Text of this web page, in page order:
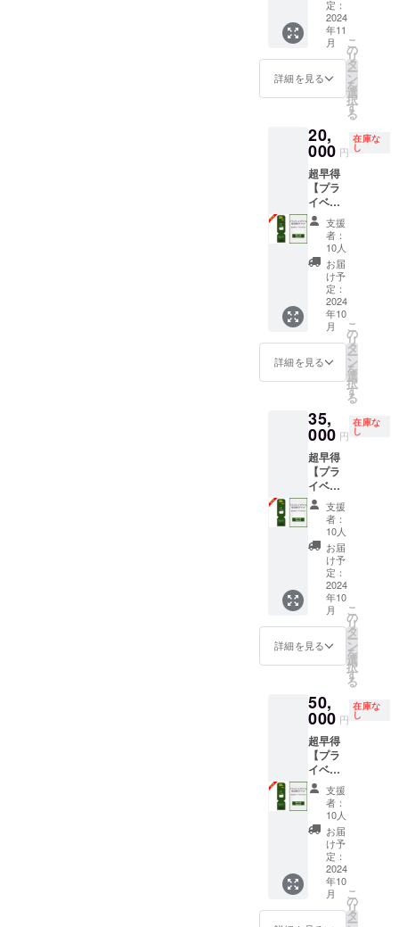
ム）を
必ずご
記入く
ださ
本商品
は
500,000
り切れ
となっ
ている
ゴール
ドスポ
ンサー
と同様
の商品
です
が、リ
ターン
品の提
供に通
常より
お時間
だきく
可能性
了承く
ださ
い。
程度を
想定 内
容：事
業用土
地の見
つけ方/
ト/旅館
業申請
のポイ
ント/資
金調達
（日本
政策金
融公庫/
銀行）/
両立の
工夫
他 ・ク
ラウド
ファン
ディン
後、日
程/参加
細情報
をメー
ルにて
ご案内
しま
す。
ラン予
約時に
ご利用
いただ
けま
す。 ・
プラン
の実施
予定は
ありま
せん
が、ク
ラウド
ファン
ディン
グ特別
プラン
となり
ます。
・当施
設の稼
働可能
日に限
ます。
・食材
は付き
ませ
ん。ご
自由に
お持ち
込みく
ださ
い。 ・
現金へ
の交換
はでき
ませ
ん。 ・
間：発
行日〜
までの3
年間 ※
割引
コード
を発行
いたし
ます。
HPより
ご予約
の際、
忘れず
に記入
をお願
いいた
しま
セット
を提供
しま
す。当
施設の
専用ア
メニ
ティを
自宅で
リラッ
クスし
ていた
だけま
す。 ・
数量：
アロマ
オイル
5ml×1
・バス
ソルト
450g×1
・香
り：ア
ロマオ
イル
ブ/シト
ラ
ス）、
バスソ
ルト
（レモ
ンハー
ブ） ※
オイル
の香り
は3種類
ありま
すが、
弊社よ
りラン
ダムで
香りを
到着を
お楽し
みにし
てくだ
さい。
定：
2024
年11
月
詳細を見る
こ
の
リ
タ
ー
ン
を
選
択
す
る
20,
000 円
在庫な
し
超早得
【プラ
イベー
トサウ
ナ＆宿
泊先行
割引チ
ケッ
ト】 宿
泊割引
コード
40,000
円分 ・
「log&s
auna 和
-
nagomi,
wakaya
ma- 」
での宿
泊予約
時にご
利用い
ただけ
ます。
・通常
価格の
半額
（20,00
0円）で
ご利用
いただ
けま
す。 ・
ませ
ん。 ・
当施設
は素泊
まりの
ご提供
となり
ます。
食材は
付きま
せん。
ご自由
にお持
ち込み
くださ
い。 ・
支援
者：
10人
お届
け予
定：
2024
年10
月
詳細を見る
こ
の
リ
タ
ー
ン
を
選
択
す
る
35,
000 円
在庫な
し
超早得
【プラ
イベー
トサウ
ナ＆宿
泊先行
割引チ
ケッ
ト】 宿
泊割引
コード
70,000
円分 ・
「log&s
auna 和
-
nagomi,
wakaya
ma- 」
での宿
泊予約
時にご
利用い
ただけ
ます。
・通常
価格の
半額
（35,00
0円）で
ご利用
いただ
けま
支援
者：
10人
お届
け予
定：
2024
年10
月
詳細を見る
こ
の
リ
タ
ー
ン
を
選
択
す
る
50,
000 円
在庫な
し
超早得
【プラ
イベー
トサウ
ナ＆宿
泊先行
割引チ
ケッ
ト】 宿
泊割引
コード
100,000
円分 ・
支援
者：
10人
お届
け予
定：
2024
年10
月
こ
の
リ
タ
ー